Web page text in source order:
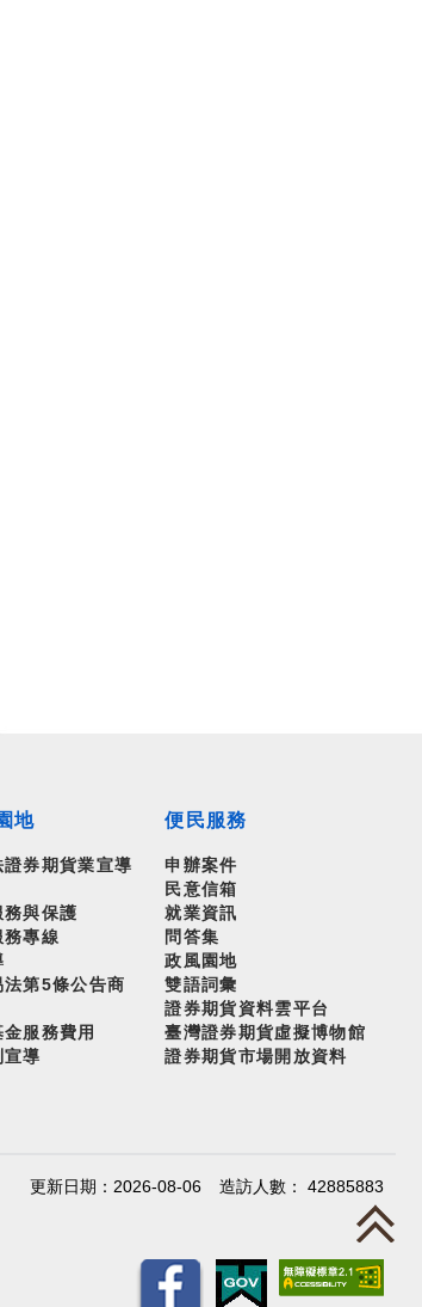
地
證券期貨業宣導
與保護
務專線
法第5條公告商
服務費用
宣導
便民服務
申辦案件
民意信箱
就業資訊
問答集
政風園地
雙語詞彙
證券期貨資料雲平台
臺灣證券期貨虛擬博物館
證券期貨市場開放資料
造訪人數： 42885883
更新日期：2026-08-06